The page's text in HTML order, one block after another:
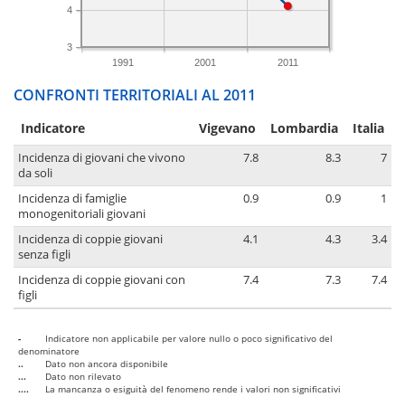
1991 2001 2011
3
4
CONFRONTI TERRITORIALI AL 2011
Indicatore Vigevano Lombardia Italia
Incidenza di giovani che vivono
da soli
7.8 8.3 7
Incidenza di famiglie
monogenitoriali giovani
0.9 0.9 1
Incidenza di coppie giovani
senza figli
4.1 4.3 3.4
Incidenza di coppie giovani con
figli
7.4 7.3 7.4
-
Indicatore non applicabile per valore nullo o poco significativo del
denominatore
..
Dato non ancora disponibile
...
Dato non rilevato
....
La mancanza o esiguità del fenomeno rende i valori non significativi